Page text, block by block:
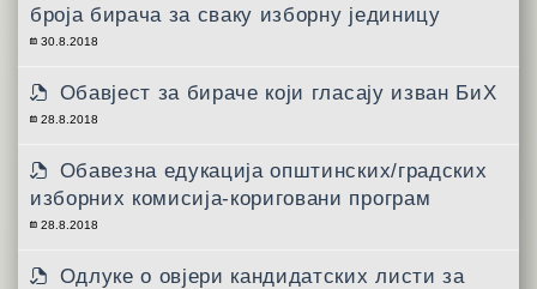
броја бирача за сваку изборну јединицу
30.8.2018
Обавјест за бираче који гласају изван БиХ
28.8.2018
Обавезна едукација општинских/градских
изборних комисија-кориговани програм
28.8.2018
Одлуке о овјери кандидатских листи за